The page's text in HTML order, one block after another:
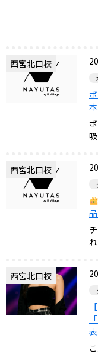
西宮北口校
本
西宮北口校
西宮北口校